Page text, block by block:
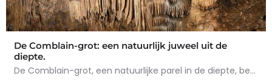
De Comblain-grot: een natuurlijk juweel uit de
diepte.
De Comblain-grot, een natuurlijke parel in de diepte, betovert met zijn spectaculaire concreties. Tijdens het…